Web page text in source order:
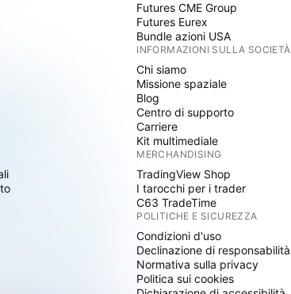
Futures CME Group
Futures Eurex
Bundle azioni USA
INFORMAZIONI SULLA SOCIETÀ
Chi siamo
Missione spaziale
Blog
Centro di supporto
Carriere
Kit multimediale
MERCHANDISING
TradingView Shop
I tarocchi per i trader
C63 TradeTime
POLITICHE E SICUREZZA
Condizioni d'uso
Declinazione di responsabilità
Normativa sulla privacy
Politica sui cookies